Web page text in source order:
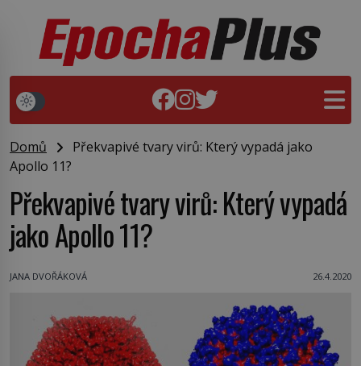
Domů
Překvapivé tvary virů: Který vypadá jako
Apollo 11?
Překvapivé tvary virů: Který vypadá
jako Apollo 11?
JANA DVOŘÁKOVÁ 26.4.2020